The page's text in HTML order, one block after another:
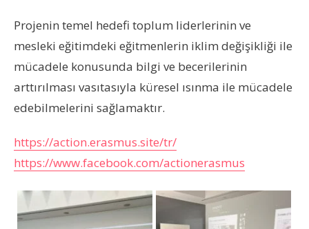
Projenin temel hedefi toplum liderlerinin ve
mesleki eğitimdeki eğitmenlerin iklim değişikliği ile
mücadele konusunda bilgi ve becerilerinin
arttırılması vasıtasıyla küresel ısınma ile mücadele
edebilmelerini sağlamaktır.
https://action.erasmus.site/tr/
https://www.facebook.com/actionerasmus